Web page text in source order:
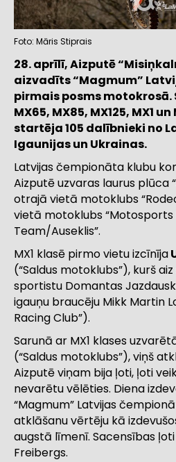
Foto: Māris Stiprais
28. aprīlī, Aizputē
aizvadīts “Magmum”
pirmais posms
MX65, MX85, MX125, MX1
startēja 105 dalībnieki no
Igaunijas un Ukrainas.
Latvijas čempionāta klubu
Aizputē uzvaras laurus plūca
otrajā vietā motoklubs
vietā motoklubs “Motosports
Team/Auseklis”.
MX1 klasē pirmo vietu izcīnīja
(“Saldus motoklubs”), kurš
sportistu Domantas
igauņu braucēju Mikk Martin
Racing Club”).
Sarunā ar MX1 klases
(“Saldus motoklubs”), viņš
Aizputē viņam bija ļoti, ļoti
nevarētu vēlēties. Diena
“Magmum” Latvijas
atklāšanu vērtēju kā
augstā līmenī. Sacensības
Freibergs.